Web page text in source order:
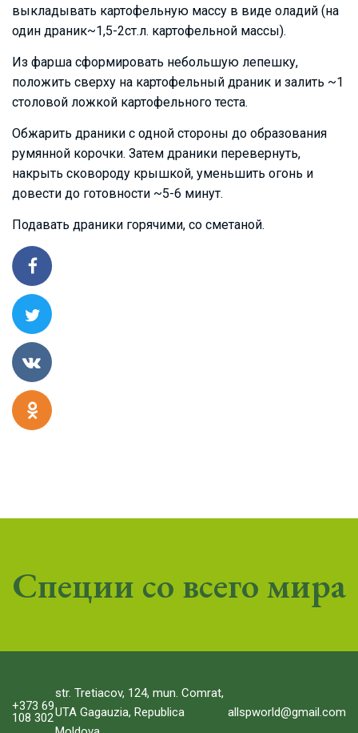
выкладывать картофельную массу в виде оладий (на
один драник~1,5-2ст.л. картофельной массы).
Из фарша сформировать небольшую лепешку,
положить сверху на картофельный драник и залить ~1
столовой ложкой картофельного теста.
Обжарить драники с одной стороны до образования
румянной корочки. Затем драники перевернуть,
накрыть сковороду крышкой, уменьшить огонь и
довести до готовности ~5-6 минут.
Подавать драники горячими, со сметаной.
Специи со всего мира
+373 69
108 302
str. Tretiacov, 124, mun. Comrat,
UTA Gagauzia, Republica
allspworld@gmail.com